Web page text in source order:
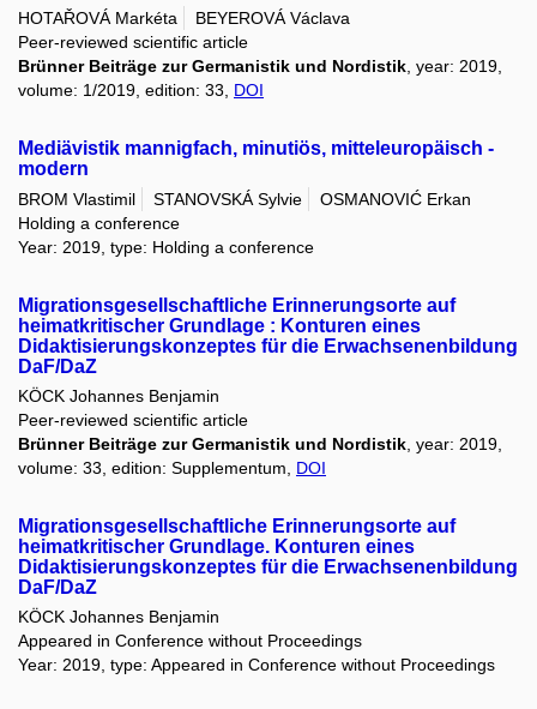
HOTAŘOVÁ Markéta
BEYEROVÁ Václava
Peer-reviewed scientific article
Brünner Beiträge zur Germanistik und Nordistik, year: 2019,
volume: 1/2019, edition: 33, DOI
Mediävistik mannigfach, minutiös, mitteleuropäisch -
modern
BROM Vlastimil STANOVSKÁ Sylvie
OSMANOVIĆ Erkan
Holding a conference
Year: 2019, type: Holding a conference
Migrationsgesellschaftliche Erinnerungsorte auf
heimatkritischer Grundlage : Konturen eines
Didaktisierungskonzeptes für die Erwachsenenbildung
DaF/DaZ
KÖCK Johannes Benjamin
Peer-reviewed scientific article
Brünner Beiträge zur Germanistik und Nordistik , year: 2019,
volume: 33, edition: Supplementum, DOI
Migrationsgesellschaftliche Erinnerungsorte auf
heimatkritischer Grundlage. Konturen eines
Didaktisierungskonzeptes für die Erwachsenenbildung
DaF/DaZ
KÖCK Johannes Benjamin
Appeared in Conference without Proceedings
Year: 2019, type: Appeared in Conference without Proceedings